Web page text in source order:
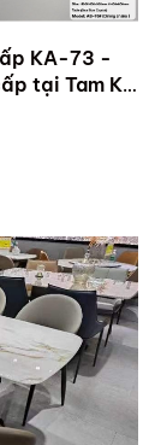
KA-73 -
tại Tam Kỳ,